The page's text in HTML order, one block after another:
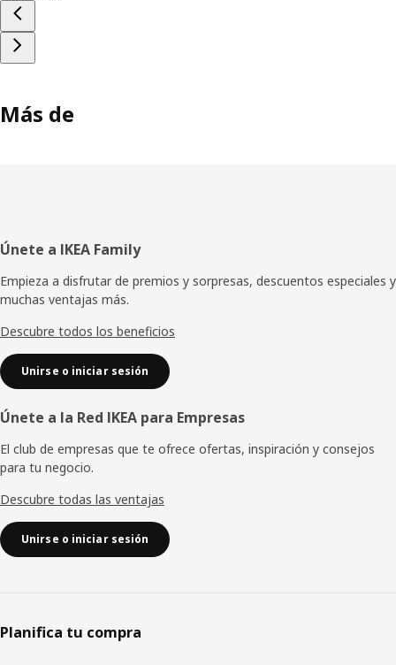
Más de
Pie
de
página
Únete a IKEA Family
Empieza a disfrutar de premios y sorpresas, descuentos especiales y
muchas ventajas más.
Descubre todos los beneficios
Unirse o iniciar sesión
Únete a la Red IKEA para Empresas
El club de empresas que te ofrece ofertas, inspiración y consejos
para tu negocio.
Descubre todas las ventajas
Unirse o iniciar sesión
Planifica tu compra